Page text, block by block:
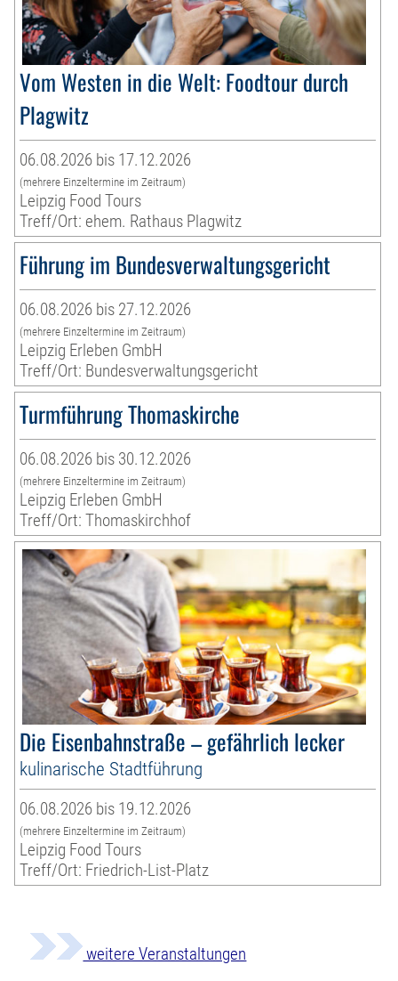
Vom Westen in die Welt: Foodtour durch
Plagwitz
06.08.2026 bis 17.12.2026
(mehrere Einzeltermine im Zeitraum)
Leipzig Food Tours
Treff/Ort: ehem. Rathaus Plagwitz
Führung im Bundesverwaltungsgericht
06.08.2026 bis 27.12.2026
(mehrere Einzeltermine im Zeitraum)
Leipzig Erleben GmbH
Treff/Ort: Bundesverwaltungsgericht
Turmführung Thomaskirche
06.08.2026 bis 30.12.2026
(mehrere Einzeltermine im Zeitraum)
Leipzig Erleben GmbH
Treff/Ort: Thomaskirchhof
Die Eisenbahnstraße – gefährlich lecker
kulinarische Stadtführung
06.08.2026 bis 19.12.2026
(mehrere Einzeltermine im Zeitraum)
Leipzig Food Tours
Treff/Ort: Friedrich-List-Platz
weitere Veranstaltungen